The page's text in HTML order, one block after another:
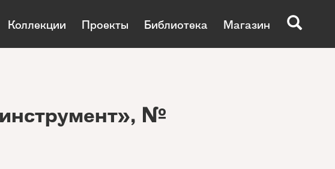
Коллекции Проекты Библиотека Магазин
№